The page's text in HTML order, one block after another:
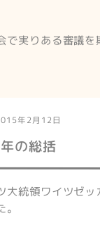
で実りある審議を
年2月12日
の総括
大統領ワイツゼッ